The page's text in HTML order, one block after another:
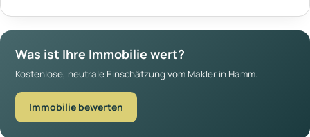
Was ist Ihre Immobilie wert?
Kostenlose, neutrale Einschätzung vom Makler in Hamm.
Immobilie bewerten